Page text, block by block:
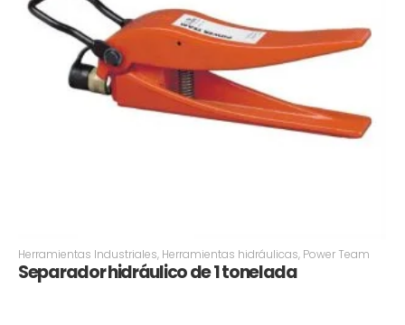
Herramientas Industriales, Herramientas hidráulicas, Power Team
Separador hidráulico de 1 tonelada